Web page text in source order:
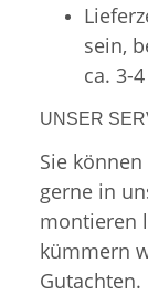
sein,
ca. 3-
UNSER
Sie
gerne in
montieren
kümmern
Gutachten.